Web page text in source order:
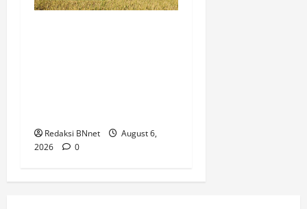
Redaksi BNnet
August 6,
2026
0